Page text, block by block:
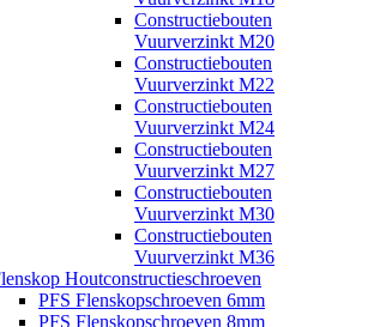
Constructiebouten
Vuurverzinkt M20
Constructiebouten
Vuurverzinkt M22
Constructiebouten
Vuurverzinkt M24
Constructiebouten
Vuurverzinkt M27
Constructiebouten
Vuurverzinkt M30
Constructiebouten
Vuurverzinkt M36
Houtconstructieschroeven
PFS Flenskopschroeven 6mm
PFS Flenskopschroeven 8mm